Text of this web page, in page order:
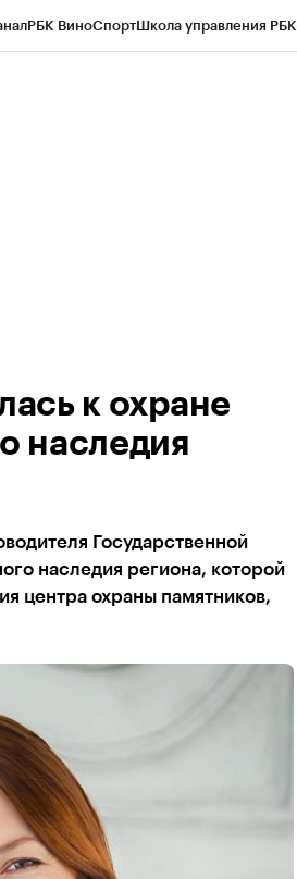
РБК ВиноСпортШкола управления РБК
к охране
наследия
Государственной
наследия региона, которой
центра охраны памятников,